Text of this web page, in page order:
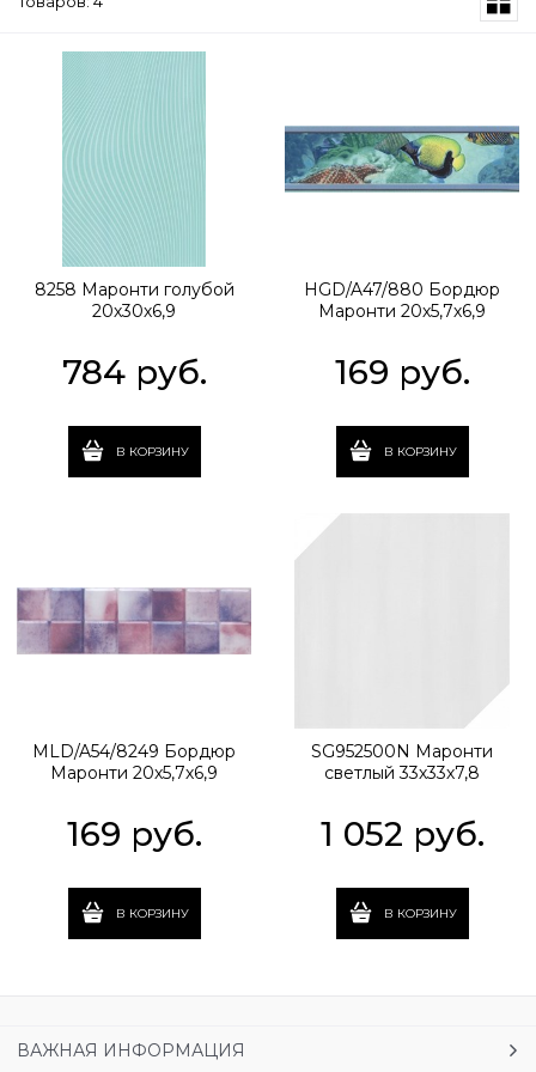
8258 Маронти голубой
20х30х6,9
784 руб.
В КОРЗИНУ
HGD/A47/880 Бордюр
Маронти 20х5,7х6,9
169 руб.
В КОРЗИНУ
MLD/A54/8249 Бордюр
Маронти 20х5,7х6,9
169 руб.
В КОРЗИНУ
SG952500N Маронти
светлый 33х33х7,8
1 052 руб.
В КОРЗИНУ
ВАЖНАЯ ИНФОРМАЦИЯ